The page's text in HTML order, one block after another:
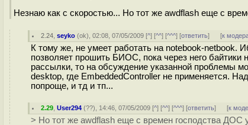
Незнаю как с скоростью... Но тот же awdflash еще с
2.24 ,seyko (ok), 02:08, 07/05/2009 [^] [^^] [^^^] [ответить] [к
К тому же, не умеет работать на notebook-netbook.
позволяет прошить БИОС, пока через него
рассылки, то на обсуждение указанной проблемы
desktop, где EmbeddedController не применяется.
попроще, и тд и тп...
2.29 ,User294 (??), 14:46, 07/05/2009 [^] [^^] [^^^] [ответить] [к
> Но тот же awdflash еще с времен господства ДОС